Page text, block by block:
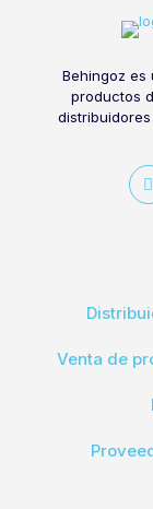
Behingoz es
productos
Venta de